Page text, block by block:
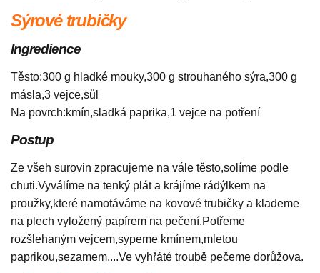
Sýrové trubičky
Ingredience
Těsto:300 g hladké mouky,300 g strouhaného sýra,300 g
másla,3 vejce,sůl
Na povrch:kmín,sladká paprika,1 vejce na potření
Postup
Ze všeh surovin zpracujeme na vále těsto,solíme podle
chuti.Vyválíme na tenký plát a krájíme rádýlkem na
proužky,které namotáváme na kovové trubičky a klademe
na plech vyložený papírem na pečení.Potřeme
rozšlehaným vejcem,sypeme kmínem,mletou
paprikou,sezamem,...Ve vyhřáté troubě pečeme dorůžova.